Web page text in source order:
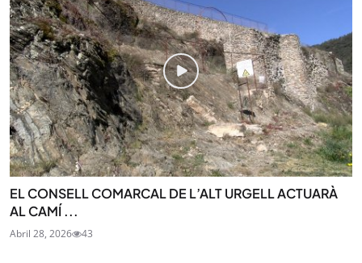
EL CONSELL COMARCAL DE L’ALT URGELL ACTUARÀ
AL CAMÍ ...
Abril 28, 2026 43